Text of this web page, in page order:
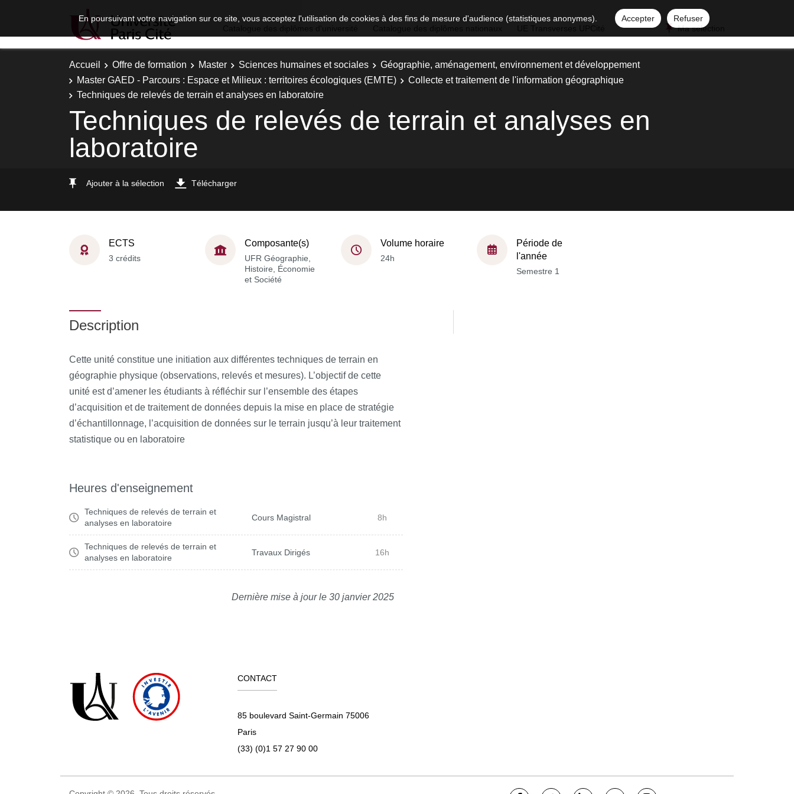
En poursuivant votre navigation sur ce site, vous acceptez l'utilisation de cookies à des fins de mesure d'audience (statistiques anonymes). Accepter
Refuser
Ma sélection
Accueil Offre de formation Master Sciences humaines et sociales
Géographie, aménagement, environnement et développement
Master GAED - Parcours : Espace et Milieux : territoires écologiques (EMTE)
Collecte et traitement de l'information géographique
Techniques de relevés de terrain et analyses en laboratoire
Techniques de relevés de terrain et analyses en
laboratoire
Ajouter à la sélection Télécharger
ECTS
3 crédits
Composante(s)
UFR Géographie,
Histoire, Économie
et Société
Volume horaire
24h
Période de
l'année
Semestre 1
Description
Cette unité constitue une initiation aux différentes techniques de terrain en
géographie physique (observations, relevés et mesures). L’objectif de cette
unité est d’amener les étudiants à réfléchir sur l’ensemble des étapes
d’acquisition et de traitement de données depuis la mise en place de stratégie
d’échantillonnage, l’acquisition de données sur le terrain jusqu’à leur traitement
statistique ou en laboratoire
Heures d'enseignement
Techniques de relevés de terrain et
analyses en laboratoire
Cours Magistral 8h
Techniques de relevés de terrain et
analyses en laboratoire
Travaux Dirigés 16h
Dernière mise à jour le 30 janvier 2025
CONTACT
85 boulevard Saint-Germain 75006
Paris
(33) (0)1 57 27 90 00